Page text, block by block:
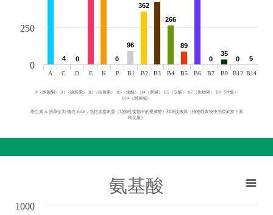
4
4 0
0 0
0
96
96
362
362
266
266
89
89
0
0
35
35
0
0 5
5
A C D E K P B1 B2 B3 B4 B5 B6 B7 B9 B12 B14
0
250
P（类黄酮） B1（硫胺素） B2（核黄素） B3（烟酸） B4（胆碱） B5（泛酸） B7（生物素） B9（叶酸）
B14（甜菜碱）
维生素 A 的单位为 微克 RAE，包括直接来源（动物性食物中的视黄醇）和间接来源（植物性食物中的类胡萝卜素
转化量）
氨基酸
1000